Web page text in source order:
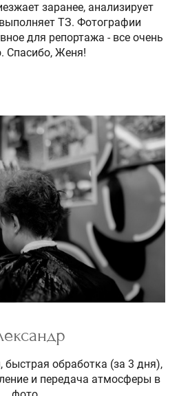
заранее, анализирует
ТЗ. Фотографии
для репортажа - все очень
Спасибо, Женя!
обработка (за 3 дня),
и передача атмосферы в